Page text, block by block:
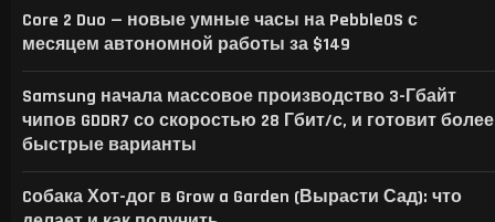
Core 2 Duo — новые умные часы на PebbleOS с
месяцем автономной работы за $149
Samsung начала массовое производство 3-Гбайт
чипов GDDR7 со скоростью 28 Гбит/с, и готовит более
быстрые варианты
Cобака Хот-дог в Grow a Garden (Вырасти Сад): что